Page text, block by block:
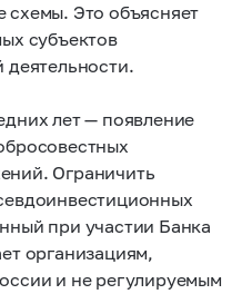
Это объясняет
субъектов
деятельности.
лет — появление
. Ограничить
при участии Банка
организациям,
и не регулируемым